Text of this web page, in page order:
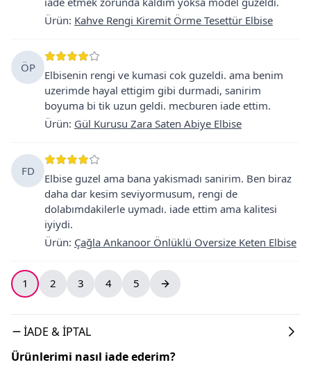
Ürün: Kahve Rengi Kiremit Örme Tesettür Elbise
ÖP
Elbisenin rengi ve kumasi cok guzeldi. ama benim
uzerimde hayal ettigim gibi durmadi, sanirim
boyuma bi tik uzun geldi. mecburen iade ettim.
Ürün: Gül Kurusu Zara Saten Abiye Elbise
FD
Elbise guzel ama bana yakismadı sanirim. Ben biraz
daha dar kesim seviyormusum, rengi de
dolabımdakilerle uymadı. iade ettim ama kalitesi
iyiydi.
Ürün: Çağla Ankanoor Önlüklü Oversize Keten Elbise
1 2 3 4 5
İADE & İPTAL
Ürünlerimi nasıl iade ederim?